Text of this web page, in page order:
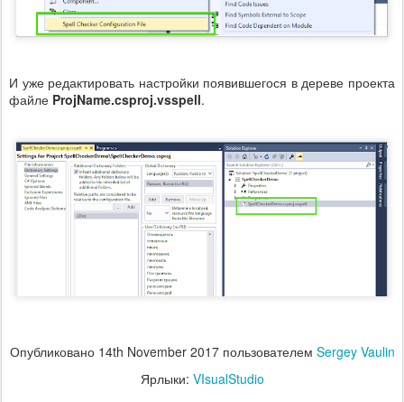
И уже редактировать настройки появившегося в дереве проекта
файле ProjName.csproj.vsspell.
Опубликовано 14th November 2017пользователем Sergey Vaulin
Ярлыки: VIsualStudio